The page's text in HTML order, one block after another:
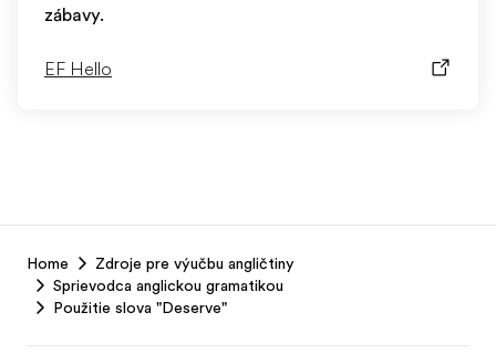
zábavy.
EF Hello
Footer
Home
Zdroje pre výučbu angličtiny
Sprievodca anglickou gramatikou
Použitie slova "Deserve"